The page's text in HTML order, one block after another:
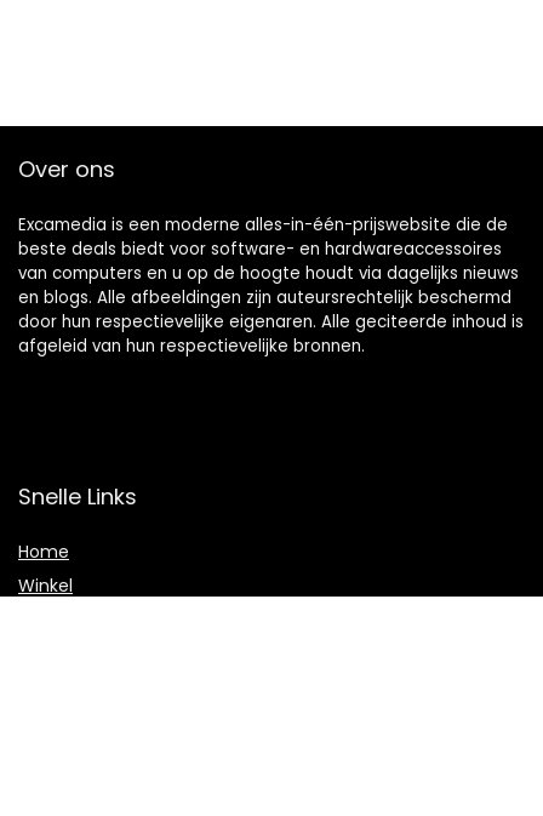
Over ons
Excamedia is een moderne alles-in-één-prijswebsite die de
beste deals biedt voor software- en hardwareaccessoires
van computers en u op de hoogte houdt via dagelijks nieuws
en blogs. Alle afbeeldingen zijn auteursrechtelijk beschermd
door hun respectievelijke eigenaren. Alle geciteerde inhoud is
afgeleid van hun respectievelijke bronnen.
Snelle Links
Home
Winkel